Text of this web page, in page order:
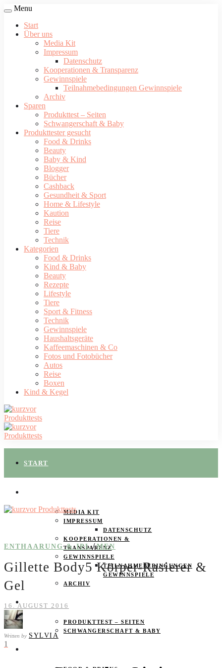
Menu
Start
Über uns
Media Kit
Impressum
Datenschutz
Kooperationen & Transparenz
Gewinnspiele
Teilnahmebedingungen Gewinnspiele
Archiv
Sparen
Produkttest – Seiten
Schwangerschaft & Baby
Produkttester gesucht
Food & Drinks
Beauty
Baby & Kind
Blogger
Bücher
Cashback
Gesundheit & Sport
Home & Lifestyle
Kaution
Reise
Tiere
Technik
Kategorien
Food & Drinks
Kind & Baby
Beauty
Rezepte
Lifestyle
Tiere
Sport & Fitness
Technik
Gewinnspiele
Haushaltsgeräte
Kaffeemaschinen & Co
Fotos und Fotobücher
Autos
Reise
Boxen
Kind & Kegel
START
MEDIA KIT
IMPRESSUM
DATENSCHUTZ
KOOPERATIONEN &
TRANSPARENZ
GEWINNSPIELE
TEILNAHMEBEDINGUNGEN
GEWINNSPIELE
ARCHIV
SPAREN
PRODUKTTEST – SEITEN
SCHWANGERSCHAFT & BABY
ENTHAARUNG & IPL / MEN
Gillette Body5 Körper-Rasierer &
Gel
16. AUGUST 2016
Written by SYLVIA
1